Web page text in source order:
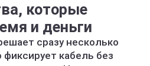
которые
и деньги
сразу несколько
кабель без